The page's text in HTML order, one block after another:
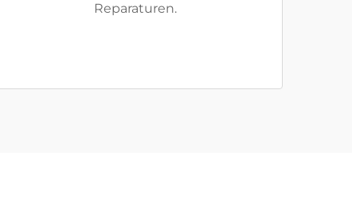
Reparaturen.